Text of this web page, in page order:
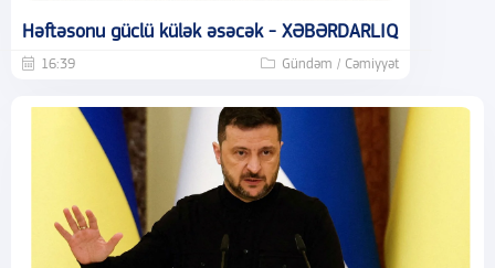
Həftəsonu güclü külək əsəcək - XƏBƏRDARLIQ
16:39 Gündəm / Cəmiyyət